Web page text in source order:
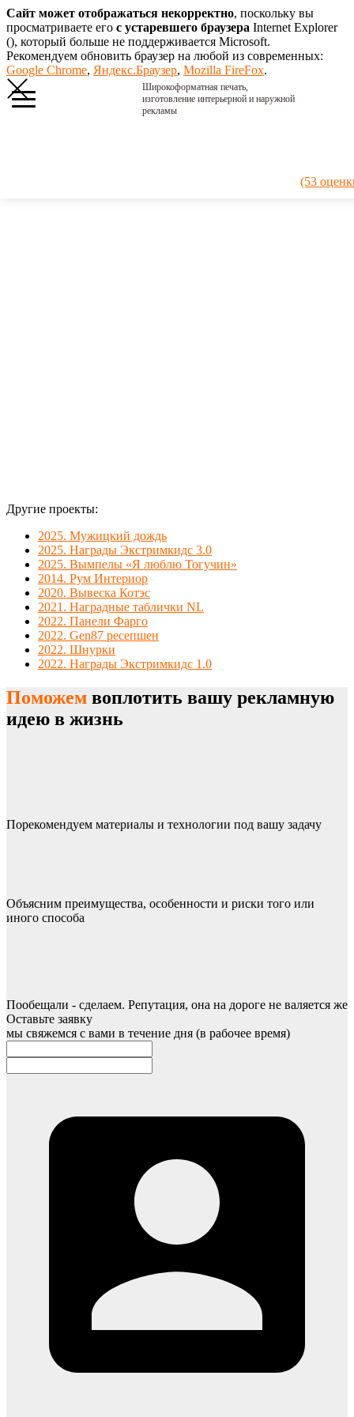
Сайт может отображаться некорректно, поскольку вы
просматриваете его с устаревшего браузера Internet Explorer
(), который больше не поддерживается Microsoft.
Рекомендуем обновить браузер на любой из современных:
Google Chrome, Яндекс.Браузер, Mozilla FireFox.
Широкоформатная печать,
изготовление интерьерной и наружной
рекламы
(53
Другие проекты:
2025. Мужицкий дождь
2025. Награды Экстримкидс 3.0
2025. Вымпелы «Я люблю Тогучин»
2014. Рум Интериор
2020. Вывеска Котэс
2021. Наградные таблички NL
2022. Панели Фарго
2022. Gen87 ресепшен
2022. Шнурки
2022. Награды Экстримкидс 1.0
Поможем воплотить вашу рекламную
идею в жизнь
Порекомендуем материалы и технологии под вашу задачу
Объясним преимущества, особенности и риски того или
иного способа
Пообещали - сделаем. Репутация, она на дороге не валяется же
Оставьте заявку
мы свяжемся с вами в течение дня (в рабочее время)